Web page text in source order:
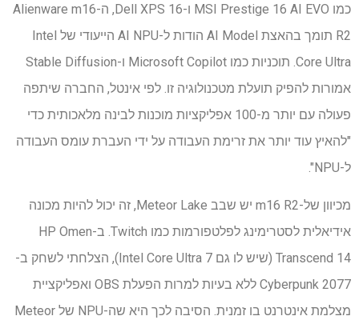
כמו MSI Prestige 16 AI EVO ו-Dell XPS 16, ה-Alienware m16
R2 תומך בהאצת AI Model הודות ל-AI NPU הייעודי של Intel
Core Ultra. תוכניות כמו Microsoft Copilot ו-Stable Diffusion
אמורות להפיק תועלת מטכנולוגיה זו. לפי אינטל, החברה שיתפה
פעולה עם יותר מ-100 אפליקציות מוכנות לבינה מלאכותית כדי
"להאיץ עוד יותר את זרימת העבודה על ידי העברת עומס העבודה
ל-NPU".
מכיוון של-m16 R2 יש שבב Meteor Lake, זה יכול להיות מכונה
אידיאלית לסטרימינג לפלטפורמות כמו Twitch. ב-HP Omen
Transcend 14 (שיש לו גם Intel Core Ultra 7), הצלחתי לשחק ב-
Cyberpunk 2077 ללא בעיות למרות הפעלת OBS ואפליקציית
מצלמת אינטרנט בו זמנית. הסיבה לכך היא שה-NPU של Meteor